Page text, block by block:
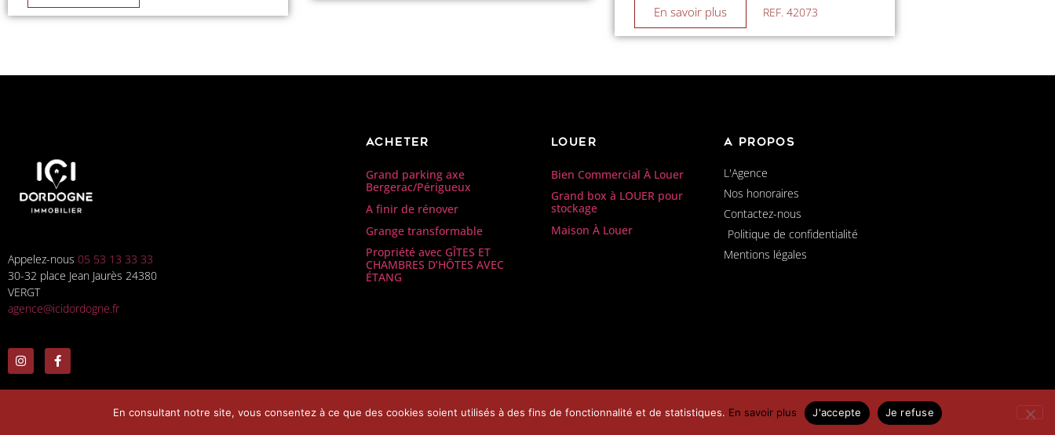
En savoir plus REF. 42073
Appelez-nous 05 53 13 33 33
30-32 place Jean Jaurès 24380
VERGT
agence@icidordogne.fr
Acheter
Grand parking axe
Bergerac/Périgueux
A finir de rénover
Grange transformable
Propriété avec GÎTES ET
CHAMBRES D’HÔTES AVEC
ÉTANG
Louer
Bien Commercial À Louer
Grand box à LOUER pour
stockage
Maison À Louer
A propos
L'Agence
Nos honoraires
Contactez-nous
Politique de confidentialité
Mentions légales
En consultant notre site, vous consentez à ce que des cookies soient utilisés à des fins de fonctionnalité et de statistiques. En savoir plus J'accepte Je refuse